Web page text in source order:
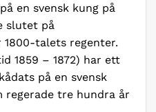
en svensk kung på
slutet på
1800-talets regenter.
1859 – 1872) har ett
på en svensk
regerade tre hundra år